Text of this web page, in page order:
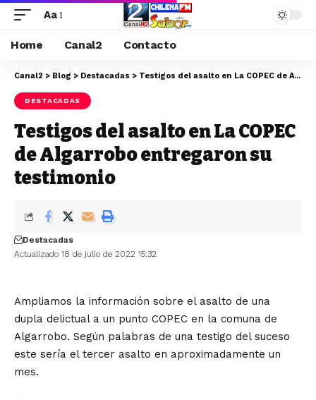
Aa
Home Canal2 Contacto
Canal2 > Blog > Destacadas > Testigos del asalto en La COPEC de Algarrobo entregaron su testimonio
DESTACADAS
Testigos del asalto en La COPEC
de Algarrobo entregaron su
testimonio
Actualizado 18 de julio de 2022 15:32
Destacadas
Ampliamos la información sobre el asalto de una
dupla delictual a un punto COPEC en la comuna de
Algarrobo. Según palabras de una testigo del suceso
este sería el tercer asalto en aproximadamente un
mes.